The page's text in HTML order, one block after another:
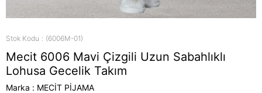
Stok Kodu (6006M-01)
Mecit 6006 Mavi Çizgili Uzun Sabahlıklı
Lohusa Gecelik Takım
Marka : MECİT PİJAMA